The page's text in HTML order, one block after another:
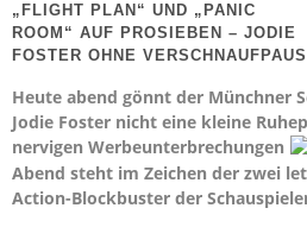
„FLIGHT PLAN“ UND „PANIC
ROOM“ AUF PROSIEBEN – JODIE
FOSTER OHNE
Heute abend gönnt der Münchner
Jodie Foster nicht eine kleine
nervigen Werbeunterbrechungen
Abend steht im Zeichen der zwei
Action-Blockbuster der